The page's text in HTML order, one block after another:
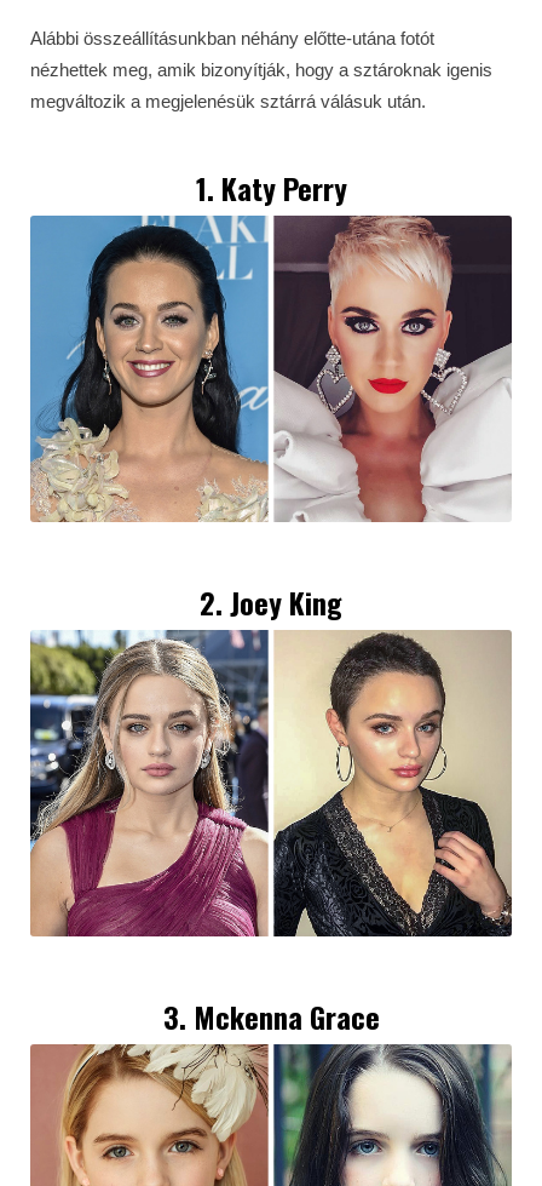
Alábbi összeállításunkban néhány előtte-utána fotót
nézhettek meg, amik bizonyítják, hogy a sztároknak igenis
megváltozik a megjelenésük sztárrá válásuk után.
1. Katy Perry
2. Joey King
3. Mckenna Grace